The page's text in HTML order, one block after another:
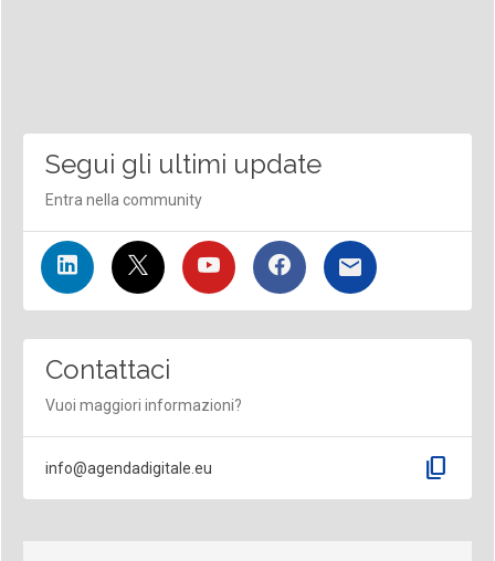
Segui gli ultimi update
Entra nella community
Contattaci
Vuoi maggiori informazioni?
info@agendadigitale.eu content_copy